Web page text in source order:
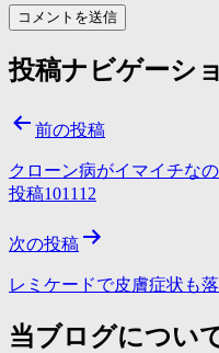
投稿ナビゲーシ
前の投稿
クローン病がイマイチな
投稿101112
次の投稿
レミケードで皮膚症状も
当ブログについ